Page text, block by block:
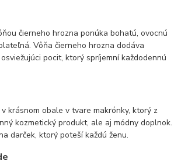
čierneho hrozna ponúka bohatú, ovocnú
Vôňa čierneho hrozna dodáva
pocit, ktorý spríjemní každodennú
krásnom obale v tvare makrónky, ktorý z
kozmetický produkt, ale aj módny doplnok.
darček, ktorý poteší každú ženu.